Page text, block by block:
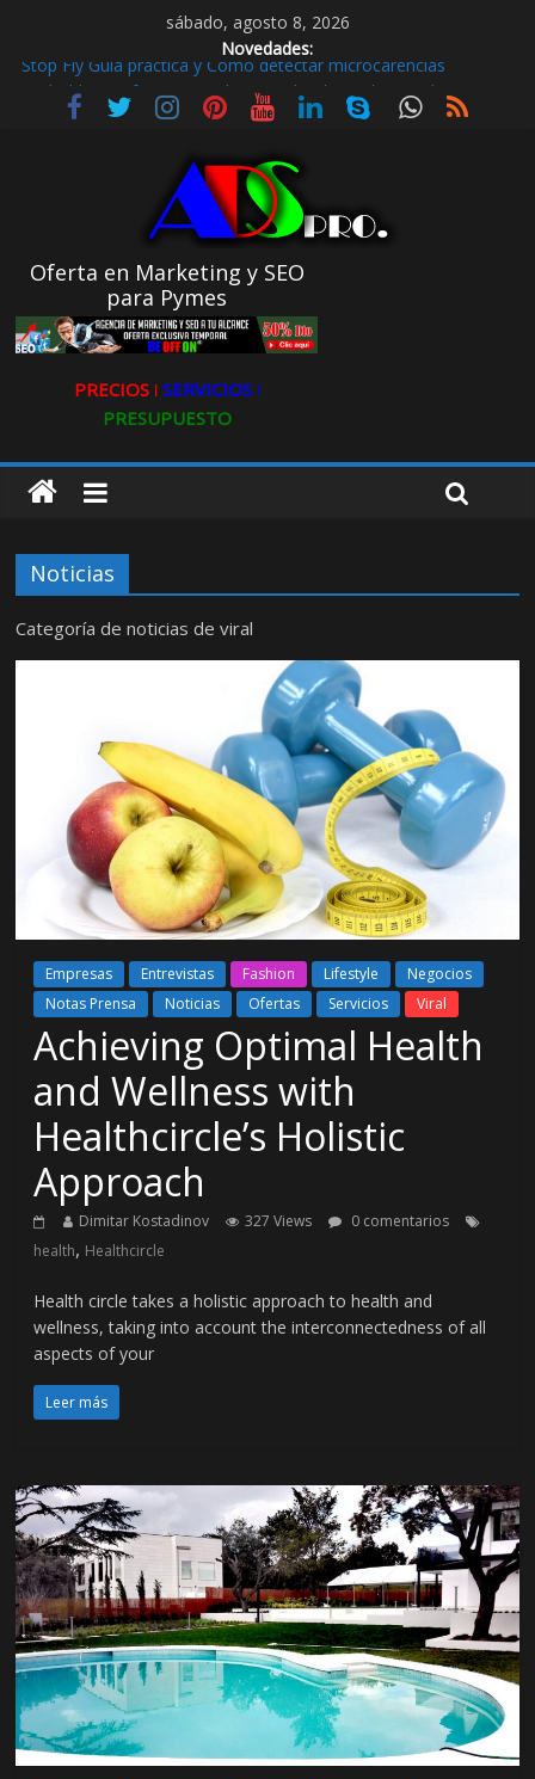
sábado, agosto 8, 2026
Novedades:
Stop Fly Guía práctica y Cómo detectar microcarencias
De hobby a referencia. La historia de Ultravioleta Radio y su
impacto en el mundo digital
Radio Taxi Aljarafe o Descubre el Servicio Esencial de Movilidad
Maximiza la Visibilidad de tu Clínica Dental en Directorios
Oferta en Marketing y SEO
para Pymes
PRECIOS ǀ SERVICIOS ǀ
PRESUPUESTO
Noticias
Categoría de noticias de viral
Empresas Entrevistas Fashion Lifestyle
Negocios
Notas Prensa
Noticias Ofertas Servicios Viral
Achieving Optimal Health
and Wellness with
Healthcircle’s Holistic
Approach
Dimitar Kostadinov 327 Views
0 comentarios
health, Healthcircle
Health circle takes a holistic approach to health and
wellness, taking into account the interconnectedness of all
aspects of your
Leer más